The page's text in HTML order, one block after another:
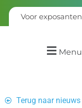
Voor exposanten
Menu
Terug naar nieuws